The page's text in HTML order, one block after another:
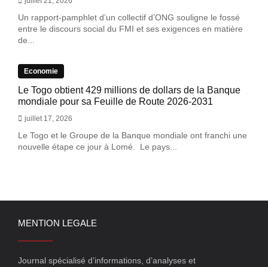
Un rapport-pamphlet d’un collectif d’ONG souligne le fossé
entre le discours social du FMI et ses exigences en matière
de...
Economie
Le Togo obtient 429 millions de dollars de la Banque
mondiale pour sa Feuille de Route 2026-2031
juillet 17, 2026
Le Togo et le Groupe de la Banque mondiale ont franchi une
nouvelle étape ce jour à Lomé. Le pays...
MENTION LEGALE
Journal spécialisé d’informations, d’analyses et